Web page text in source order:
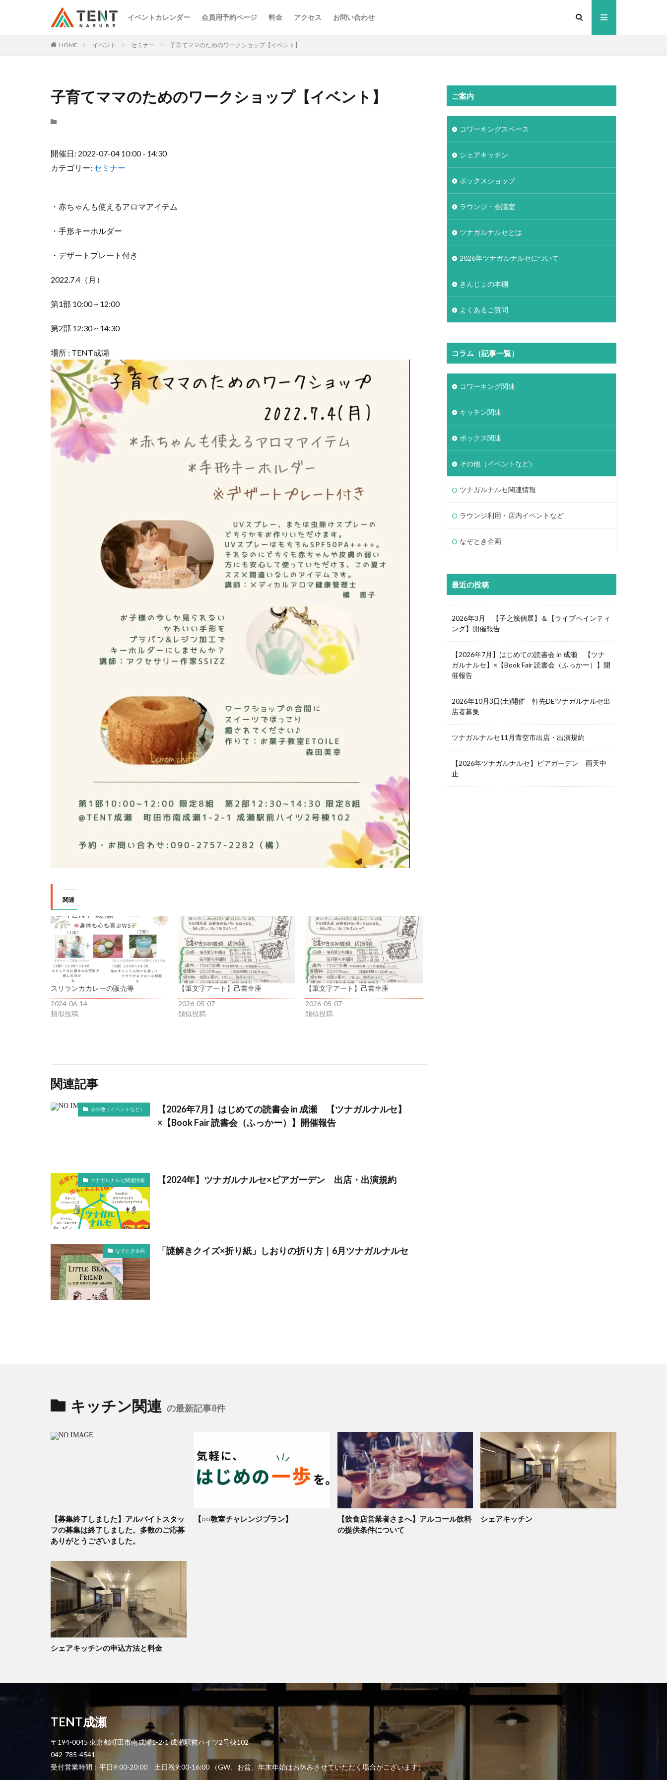
イベントカレンダー 会員用予約ページ 料金 アクセス お問い合わせ
HOME イベント セミナー 子育てママのためのワークショップ【イベント】
子育てママのためのワークショップ【イベント】
開催日: 2022-07-04 10:00 - 14:30
カテゴリー: セミナー
・赤ちゃんも使えるアロマアイテム
・手形キーホルダー
・デザートプレート付き
2022.7.4（月）
第1部 10:00 ~ 12:00
第2部 12:30 ~ 14:30
場所 : TENT成瀬
関連
スリランカカレーの販売等
2024-06-14
類似投稿
【筆文字アート】己書幸座
2026-05-07
類似投稿
【筆文字アート】己書幸座
2026-05-07
類似投稿
関連記事
その他（イベントなど）
【2026年7月】はじめての読書会 in 成瀬 【ツナガルナルセ】
×【Book Fair 読書会（ふっかー）】開催報告
ツナガルナルセ関連情報 【2024年】ツナガルナルセ×ビアガーデン 出店・出演規約
なぞとき企画 「謎解きクイズ×折り紙」しおりの折り方｜6月ツナガルナルセ
ご案内
コワーキングスペース
シェアキッチン
ボックスショップ
ラウンジ・会議室
ツナガルナルセとは
2026年ツナガルナルセについて
きんじょの本棚
よくあるご質問
コラム（記事一覧）
コワーキング関連
キッチン関連
ボックス関連
その他（イベントなど）
ツナガルナルセ関連情報
ラウンジ利用・店内イベントなど
なぞとき企画
最近の投稿
2026年3月 【子之籏個展】＆【ライブペインティ
ング】開催報告
【2026年7月】はじめての読書会 in 成瀬 【ツナ
ガルナルセ】×【Book Fair 読書会（ふっかー）】開
催報告
2026年10月3日(土)開催 軒先DEツナガルナルセ出
店者募集
ツナガルナルセ11月青空市出店・出演規約
【2026年ツナガルナルセ】ビアガーデン 雨天中
止
キッチン関連 の最新記事8件
【募集終了しました】アルバイトスタッ
フの募集は終了しました。多数のご応募
ありがとうございました。
【○○教室チャレンジプラン】
【飲食店営業者さまへ】アルコール飲料
の提供条件について
シェアキッチン
シェアキッチンの申込方法と料金
TENT成瀬
〒194-0045 東京都町田市南成瀬1-2-1 成瀬駅前ハイツ2号棟102
042-785-4541
受付営業時間：平日9:00-20:00 土日祝9:00-16:00 （GW、お盆、年末年始はお休みさせていただく場合がございます）